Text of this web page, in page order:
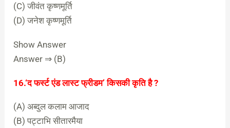
(C) जीवंत कृष्णमूर्ति
(D) जनेश कृष्णमूर्ति
Show Answer
Answer ⇒ (B)
16.‘द फर्स्ट एंड लास्ट फ्रीडम’ किसकी कृति है ?
(A) अब्दुल कलाम आजाद
(B) पट्टाभि सीतारमैया